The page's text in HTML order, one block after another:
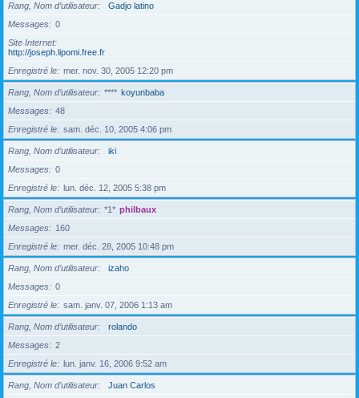
Rang, Nom d’utilisateur
Gadjo latino
Messages
0
Site Internet
http://joseph.lipomi.free.fr
Enregistré le
mer. nov. 30, 2005 12:20 pm
Rang, Nom d’utilisateur **** koyunbaba
Messages
48
Enregistré le
sam. déc. 10, 2005 4:06 pm
Rang, Nom d’utilisateur
iki
Messages
0
Enregistré le
lun. déc. 12, 2005 5:38 pm
Rang, Nom d’utilisateur *1* philbaux
Messages
160
Enregistré le
mer. déc. 28, 2005 10:48 pm
Rang, Nom d’utilisateur
izaho
Messages
0
Enregistré le
sam. janv. 07, 2006 1:13 am
Rang, Nom d’utilisateur
rolando
Messages
2
Enregistré le
lun. janv. 16, 2006 9:52 am
Rang, Nom d’utilisateur
Juan Carlos